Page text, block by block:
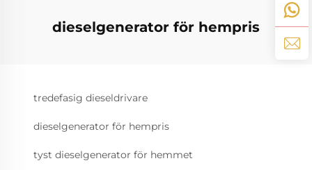
dieselgenerator för hempris
tredefasig dieseldrivare
dieselgenerator för hempris
tyst dieselgenerator för hemmet